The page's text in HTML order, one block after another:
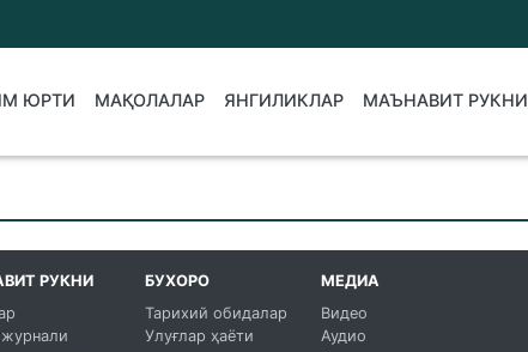
ЮРТИ МАҚОЛАЛАР ЯНГИЛИКЛАР МАЪНАВИТ РУКНИ
РУКНИ
БУХОРО
Тарихий обидалар
Улуғлар ҳаёти
МЕДИА
Видео
Аудио